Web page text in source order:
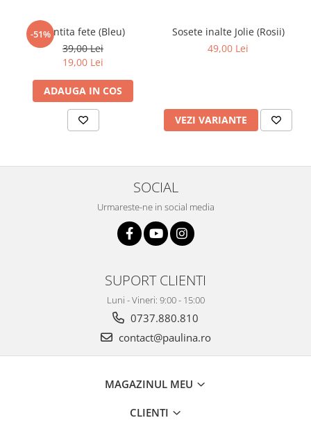
-51%Bentita fete (Bleu)
39,00 Lei
19,00 Lei
ADAUGA IN COS
Sosete inalte Jolie (Rosii)
49,00 Lei
VEZI VARIANTE
SOCIAL
Urmareste-ne in social media
SUPORT CLIENTI
Luni - Vineri: 9:00 - 15:00
0737.880.810
contact@paulina.ro
MAGAZINUL MEU
CLIENTI